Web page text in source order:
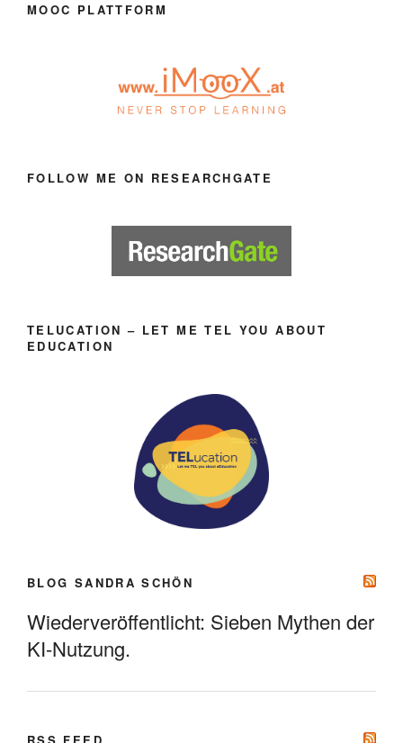
MOOC PLATTFORM
FOLLOW ME ON RESEARCHGATE
TELUCATION – LET ME TEL YOU ABOUT
EDUCATION
BLOG SANDRA SCHÖN
Wiederveröffentlicht: Sieben Mythen der
KI-Nutzung.